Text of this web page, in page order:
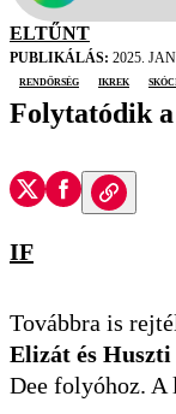
ELTŰNT
PUBLIKÁLÁS: 2025.
rendőrség
ikrek
Folytatódik a
IF
Továbbra is
Elizát és
Dee folyóhoz. A